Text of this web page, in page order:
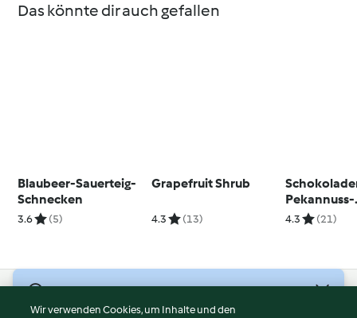
Das könnte dir auch gefallen
Blaubeer-Sauerteig-
Schnecken
3.6 (5)
Grapefruit Shrub
4.3 (13)
Pekannuss-
Tartelettes
4.3 (21)
Wir verwenden Cookies, um Inhalte und den